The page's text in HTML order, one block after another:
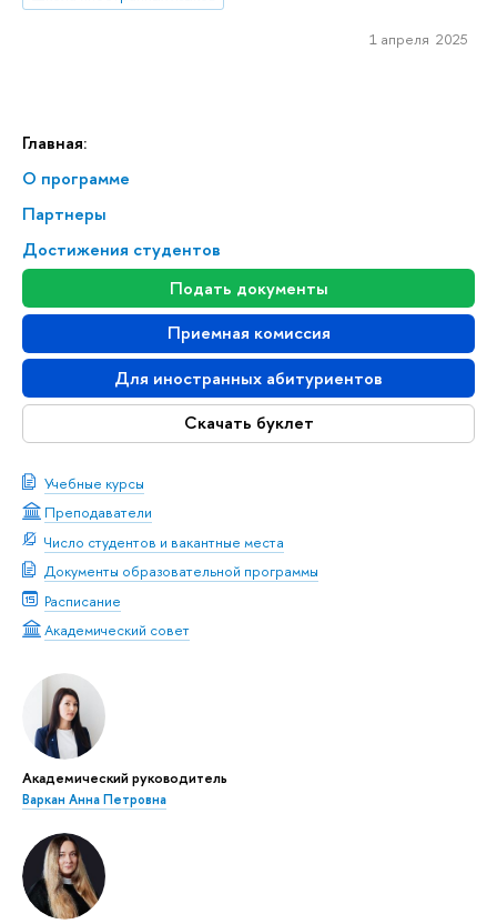
Главная:
О программе
Партнеры
Достижения студентов
Подать документы
Приемная комиссия
Для иностранных абитуриентов
Скачать буклет
Учебные курсы
Преподаватели
Число студентов и вакантные места
Документы образовательной программы
Расписание
Академический совет
Академический руководитель
Варкан Анна Петровна
1 апреля 2025